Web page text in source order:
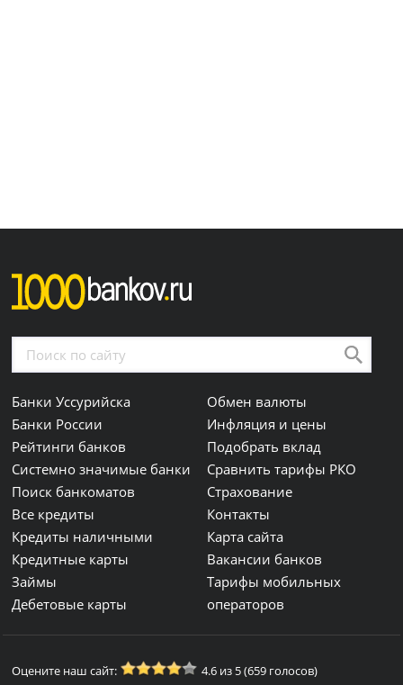
Банки Уссурийска
Банки России
Рейтинги банков
Системно значимые банки
Поиск банкоматов
Все кредиты
Кредиты наличными
Кредитные карты
Займы
Дебетовые карты
Обмен валюты
Инфляция и цены
Подобрать вклад
Сравнить тарифы РКО
Страхование
Контакты
Карта сайта
Вакансии банков
Тарифы мобильных
операторов
Оцените наш сайт: 4.6 из 5 (659 голосов)